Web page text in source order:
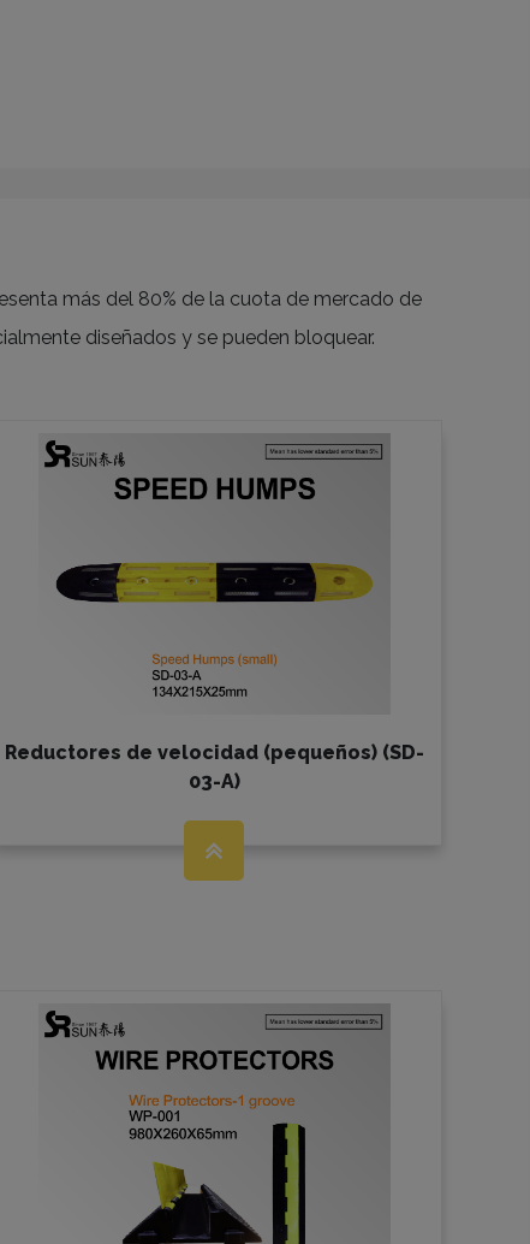
más del 80% de la cuota de mercado de
diseñados y se pueden bloquear.
Reductores de velocidad (pequeños) (SD-
03-A)